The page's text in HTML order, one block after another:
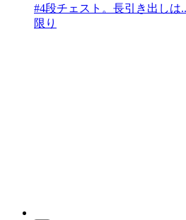
#4段チェスト。長引き出しは
限り